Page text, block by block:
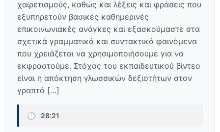
χαιρετισμούς, καθώς και λέξεις και φράσεις που
εξυπηρετούν βασικές καθημερινές
επικοινωνιακές ανάγκες και εξασκούμαστε στα
σχετικά γραμματικά και συντακτικά φαινόμενα
που χρειάζεται να χρησιμοποιήσουμε για να
εκφραστούμε. Στόχος του εκπαιδευτικού βίντεο
είναι η απόκτηση γλωσσικών δεξιοτήτων στον
γραπτό […]
🕒 28:21